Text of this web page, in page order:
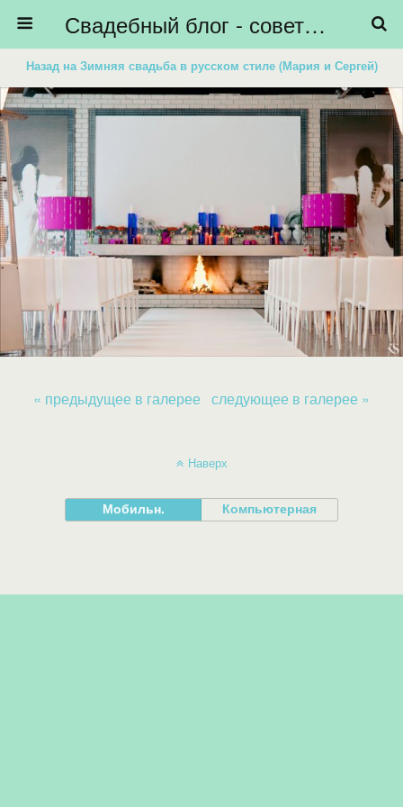
Свадебный блог - советы невестам, подготовка к свадьбе - HiBride
Назад на Зимняя свадьба в русском стиле (Мария и Сергей)
« предыдущее в галерее следующее в галерее »
Наверх
Мобильн. Компьютерная